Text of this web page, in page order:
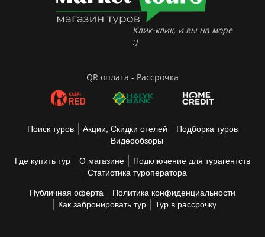
Клик-клик, и вы на море
:)
QR оплата - Рассрочка
Поиск туров Акции, Скидки отелей
Подборка туров
Видеообзоры
Где купить тур О магазине
Подключение для турагентств
Статистика туроператора
Публичная оферта
Политика конфиденциальности
Как забронировать тур
Тур в рассрочку